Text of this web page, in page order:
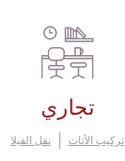
تجاري
نقل الفيلا تركيب الأثاث